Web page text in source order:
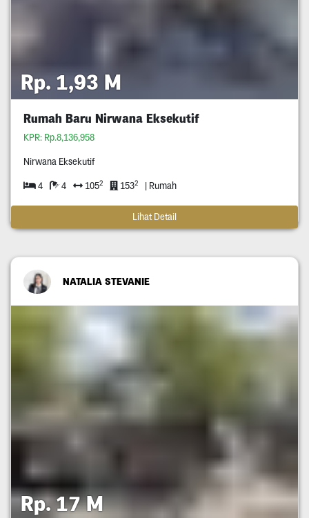
Rp. 1,93 M
Rumah Baru Nirwana Eksekutif
KPR: Rp.8,136,958
Nirwana Eksekutif
4 4 1052 1532 | Rumah
Lihat Detail
NATALIA STEVANIE
Rp. 17 M